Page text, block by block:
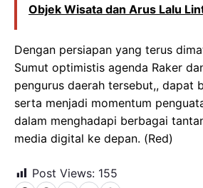
Objek Wisata dan Arus Lalu
Dengan persiapan yang terus
Sumut optimistis agenda Raker
pengurus daerah tersebut,, dapat
serta menjadi momentum
dalam menghadapi berbagai
media digital ke depan. (Red)
Post Views: 155